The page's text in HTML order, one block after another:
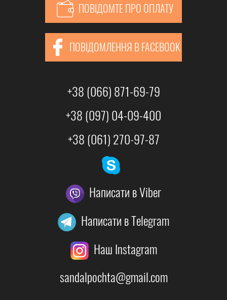
ПОВІДОМТЕ ПРО ОПЛАТУ
ПОВІДОМЛЕННЯ В FACEBOOK
+38 (066) 871-69-79
+38 (097) 04-09-400
+38 (061) 270-97-87
Написати в Viber
Написати в Telegram
Наш Instagram
sandalpochta@gmail.com